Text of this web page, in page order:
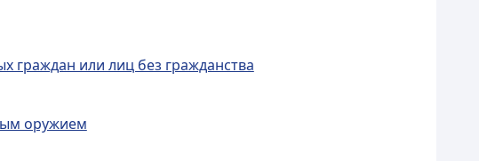
граждан или лиц без гражданства
оружием